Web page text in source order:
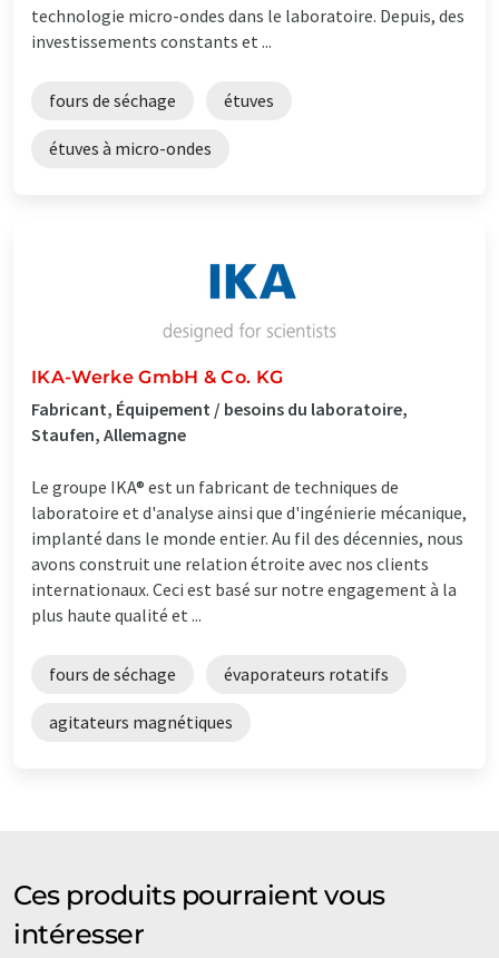
technologie micro-ondes dans le laboratoire. Depuis, des
investissements constants et ...
fours de séchage étuves
étuves à micro-ondes
IKA-Werke GmbH & Co. KG
Fabricant, Équipement / besoins du laboratoire,
Staufen, Allemagne
Le groupe IKA® est un fabricant de techniques de
laboratoire et d'analyse ainsi que d'ingénierie mécanique,
implanté dans le monde entier. Au fil des décennies, nous
avons construit une relation étroite avec nos clients
internationaux. Ceci est basé sur notre engagement à la
plus haute qualité et ...
fours de séchage évaporateurs rotatifs
agitateurs magnétiques
Ces produits pourraient vous
intéresser